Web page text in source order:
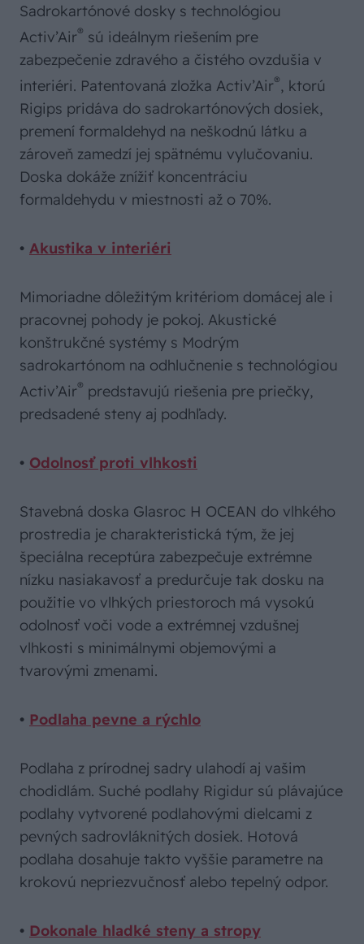
Sadrokartónové dosky s technológiou
Activ’Air® sú ideálnym riešením pre
zabezpečenie zdravého a čistého ovzdušia v
interiéri. Patentovaná zložka Activ’Air®, ktorú
Rigips pridáva do sadrokartónových dosiek,
premení formaldehyd na neškodnú látku a
zároveň zamedzí jej spätnému vylučovaniu.
Doska dokáže znížiť koncentráciu
formaldehydu v miestnosti až o 70%.
• Akustika v interiéri
Mimoriadne dôležitým kritériom domácej ale i
pracovnej pohody je pokoj. Akustické
konštrukčné systémy s Modrým
sadrokartónom na odhlučnenie s technológiou
Activ’Air® predstavujú riešenia pre priečky,
predsadené steny aj podhľady.
• Odolnosť proti vlhkosti
Stavebná doska Glasroc H OCEAN do vlhkého
prostredia je charakteristická tým, že jej
špeciálna receptúra zabezpečuje extrémne
nízku nasiakavosť a predurčuje tak dosku na
použitie vo vlhkých priestoroch má vysokú
odolnosť voči vode a extrémnej vzdušnej
vlhkosti s minimálnymi objemovými a
tvarovými zmenami.
• Podlaha pevne a rýchlo
Podlaha z prírodnej sadry ulahodí aj vašim
chodidlám. Suché podlahy Rigidur sú plávajúce
podlahy vytvorené podlahovými dielcami z
pevných sadrovláknitých dosiek. Hotová
podlaha dosahuje takto vyššie parametre na
krokovú nepriezvučnosť alebo tepelný odpor.
• Dokonale hladké steny a stropy